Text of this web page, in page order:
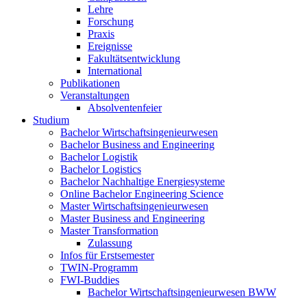
Lehre
Forschung
Praxis
Ereignisse
Fakultätsentwicklung
International
Publikationen
Veranstaltungen
Absolventenfeier
Studium
Bachelor Wirtschaftsingenieurwesen
Bachelor Business and Engineering
Bachelor Logistik
Bachelor Logistics
Bachelor Nachhaltige Energiesysteme
Online Bachelor Engineering Science
Master Wirtschaftsingenieurwesen
Master Business and Engineering
Master Transformation
Zulassung
Infos für Erstsemester
TWIN-Programm
FWI-Buddies
Bachelor Wirtschaftsingenieurwesen BWW